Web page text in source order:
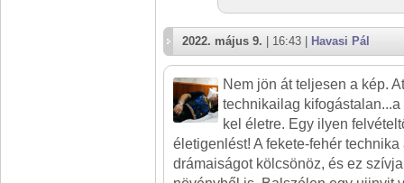
2022. május 9. | 16:43 | Havasi Pál
Nem jön át teljesen a kép.
technikailag
kel életre. Egy ilyen
életigenlést! A fekete-fehér
drámaiságot kölcsönöz, és ez